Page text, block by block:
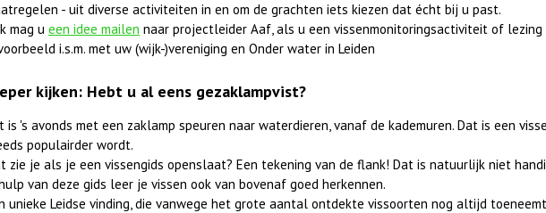
- uit diverse activiteiten in en om de grachten iets kiezen dat écht bij u past.
mag u een idee mailen naar projectleider Aaf, als u een vissenmonitoringsactiviteit of
i.s.m. met uw (wijk-)vereniging en Onder water in Leiden
kijken: Hebt u al eens gezaklampvist?
is 's avonds met een zaklamp speuren naar waterdieren, vanaf de kademuren. Dat is een
populairder wordt.
zie je als je een vissengids openslaat? Een tekening van de flank! Dat is natuurlijk niet
van deze gids leer je vissen ook van bovenaf goed herkennen.
unieke Leidse vinding, die vanwege het grote aantal ontdekte vissoorten nog altijd
met baars
en rietvoorns 4a verscherpt